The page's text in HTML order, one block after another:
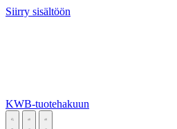
Siirry sisältöön
KWB-tuotehakuun